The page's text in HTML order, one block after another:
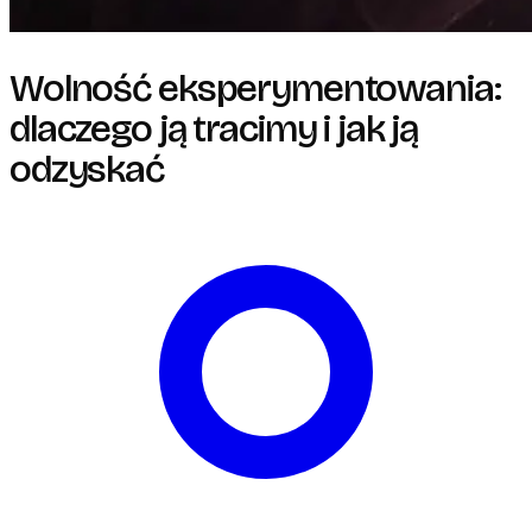
Wolność eksperymentowania:
dlaczego ją tracimy i jak ją
odzyskać